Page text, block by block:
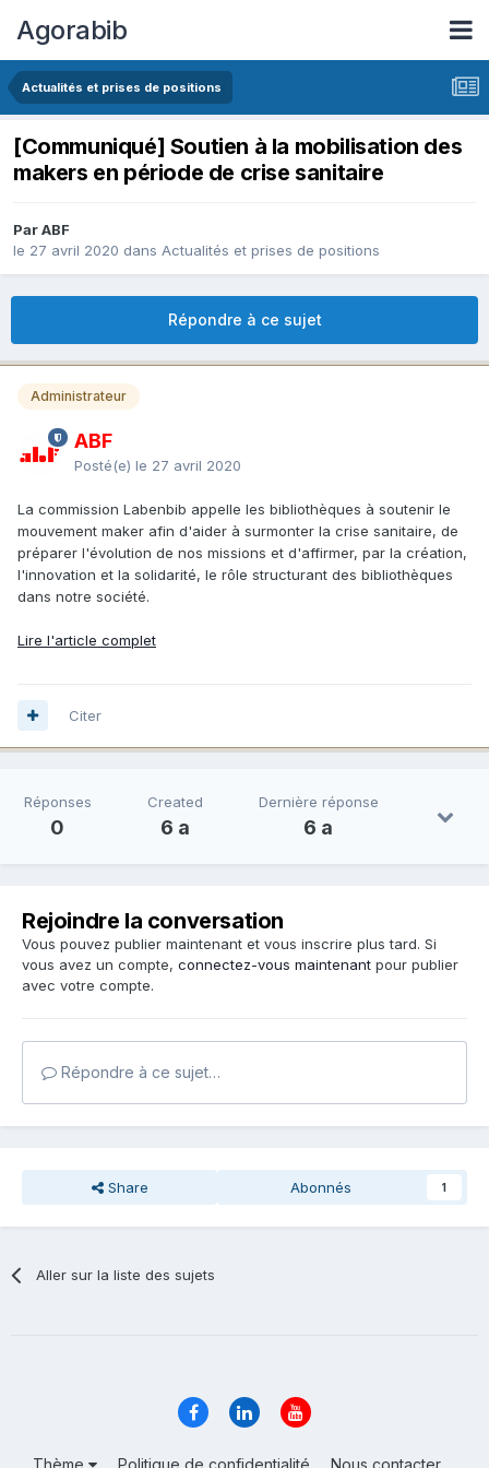
Agorabib
Actualités et prises de positions
[Communiqué] Soutien à la mobilisation des
makers en période de crise sanitaire
Par ABF
le 27 avril 2020 dans Actualités et prises de positions
Répondre à ce sujet
Administrateur
ABF
Posté(e) le 27 avril 2020
La commission Labenbib appelle les bibliothèques à soutenir le
mouvement maker afin d'aider à surmonter la crise sanitaire, de
préparer l'évolution de nos missions et d'affirmer, par la création,
l'innovation et la solidarité, le rôle structurant des bibliothèques
dans notre société.
Lire l'article complet
Citer
Réponses
0
Created
6 a
Dernière réponse
6 a
Rejoindre la conversation
Vous pouvez publier maintenant et vous inscrire plus tard. Si
vous avez un compte, connectez-vous maintenant pour publier
avec votre compte.
Répondre à ce sujet…
Share Abonnés 1
Aller sur la liste des sujets
Thème Politique de confidentialité Nous contacter